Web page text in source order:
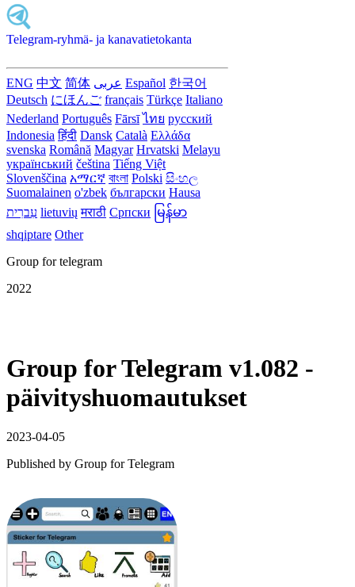
Telegram-ryhmä- ja kanavatietokanta
ENG 中文 简体 عربى Español 한국어
Deutsch にほんご français Türkçe Italiano
Nederland Português Fārsī‎ ไทย русский
Indonesia हिंदी Dansk‎ Català Ελλάδα
svenska Română Magyar Hrvatski Melayu
український čeština Tiếng Việt
Slovenščina አማርኛ বাংলা Polski සිංහල
Suomalainen o'zbek български Hausa
עִברִית lietuvių मराठी Српски မြန်မာ
shqiptare Other
Group for telegram
2022
Group for Telegram v1.082 -
päivityshuomautukset
2023-04-05
Published by Group for Telegram